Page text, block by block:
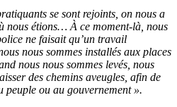
se sont rejoints, on nous a
nous étions… À ce moment-là, nous
ne faisait qu’un travail
nous sommes installés aux places
nous nous sommes levés, nous
des chemins aveugles, afin de
peuple ou au gouvernement ».